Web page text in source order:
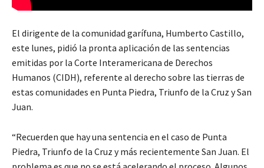
El dirigente de la comunidad garífuna, Humberto Castillo,
este lunes, pidió la pronta aplicación de las sentencias
emitidas por la Corte Interamericana de Derechos
Humanos (CIDH), referente al derecho sobre las tierras de
estas comunidades en Punta Piedra, Triunfo de la Cruz y San
Juan.
“Recuerden que hay una sentencia en el caso de Punta
Piedra, Triunfo de la Cruz y más recientemente San Juan. El